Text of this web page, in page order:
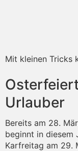
Mit kleinen Tricks
Urlauber
Bereits am 28.
beginnt in diesem
Karfreitag am 29.